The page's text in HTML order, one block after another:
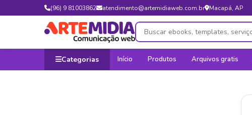
(96) 9 81003862 atendimento@artemidiaweb.com.br Macapá, AP
Categorias Início Produtos Arquivos gratis